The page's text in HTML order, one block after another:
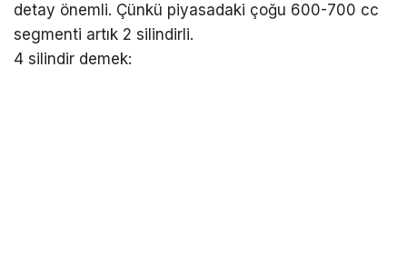
detay önemli. Çünkü piyasadaki çoğu 600-700 cc
segmenti artık 2 silindirli.
4 silindir demek: